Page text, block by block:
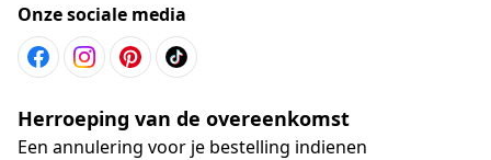
Onze sociale media
Herroeping van de overeenkomst
Een annulering voor je bestelling indienen